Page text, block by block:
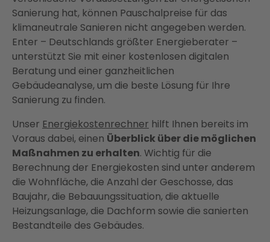
Sanierung hat, können Pauschalpreise für das
klimaneutrale Sanieren nicht angegeben werden.
Enter – Deutschlands größter Energieberater –
unterstützt Sie mit einer kostenlosen digitalen
Beratung und einer ganzheitlichen
Gebäudeanalyse, um die beste Lösung für Ihre
Sanierung zu finden.
Unser Energiekostenrechner hilft Ihnen bereits im
Voraus dabei, einen Überblick über die möglichen
Maßnahmen zu erhalten. Wichtig für die
Berechnung der Energiekosten sind unter anderem
die Wohnfläche, die Anzahl der Geschosse, das
Baujahr, die Bebauungssituation, die aktuelle
Heizungsanlage, die Dachform sowie die sanierten
Bestandteile des Gebäudes.